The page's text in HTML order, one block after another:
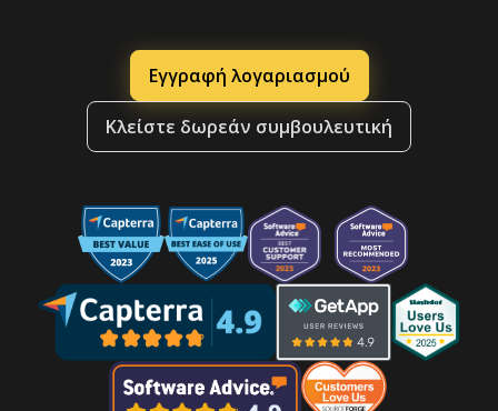
Εγγραφή λογαριασμού
Κλείστε δωρεάν συμβουλευτική